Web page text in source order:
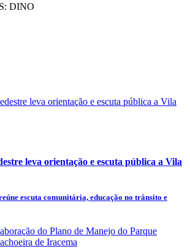
DINO
leva orientação e escuta pública a Vila
escuta comunitária, educação no trânsito e